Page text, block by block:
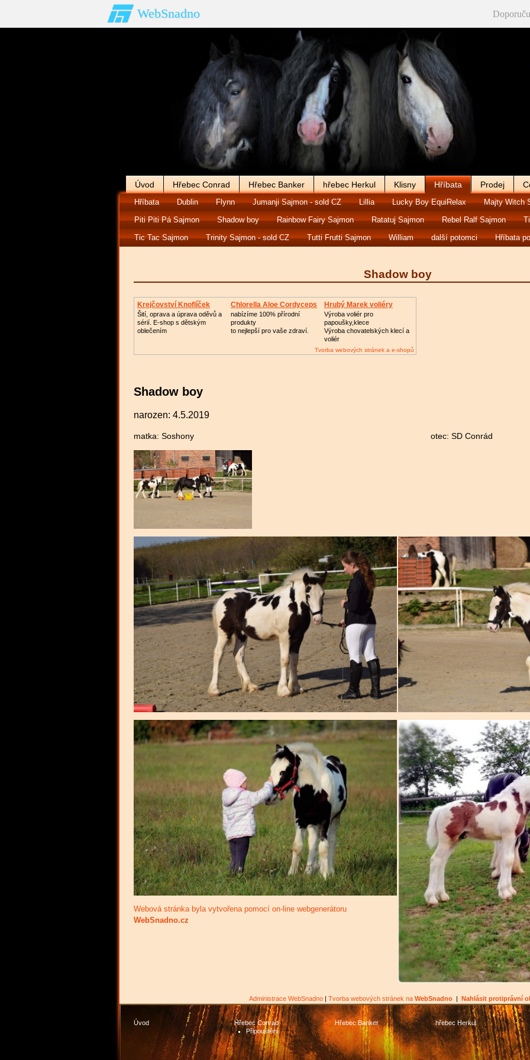
WebSnadno
Úvod Hřebec Conrad Hřebec Banker hřebec Herkul Klisny Hříbata Prodej
Hříbata Dublin Flynn Jumanji Sajmon - sold CZ Lillia Lucky Boy EquiRelax Majty Witch
Piti Piti Pá Sajmon
Shadow boy Rainbow Fairy Sajmon Ratatuj Sajmon Rebel Ralf Sajmon
Tic Tac Sajmon
Trinity Sajmon - sold CZ Tutti Frutti Sajmon William další potomci Hříbata
Shadow boy
Krejčovství Knoflíček
Šití, oprava a úprava oděvů a
sérií. E-shop s dětským
oblečením
Chlorella Aloe Cordyceps
nabízíme 100% přírodní
produkty
to nejlepší pro vaše zdraví.
Hrubý Marek voliéry
Výroba voliér pro
papoušky,klece
Výroba chovatelských klecí a
voliér
Tvorba webových stránek a e-shopů
Shadow boy
narozen: 4.5.2019
matka: Soshony otec: SD Conrád
Webová stránka byla vytvořena pomocí on-line webgenerátoru
WebSnadno.cz
Administrace WebSnadno| Tvorba webových stránek na WebSnadno| Nahlásit protiprávní
Úvod
Hřebec Conrad
Připouštění
Hřebec Banker hřebec Herkul